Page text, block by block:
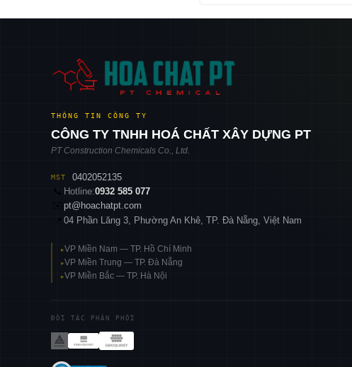
THÔNG TIN CÔNG TY
CÔNG TY TNHH HOÁ CHẤT XÂY DỰNG PT
PT Construction Chemicals Co., Ltd.
MST
0402052135
📞 Hotline:0932 585 077
✉️
pt@hoachatpt.com
04 Phần Lăng 3, Phường An Khê, TP. Đà Nẵng, Việt Nam
▸VP Miền Nam — TP. Hồ Chí Minh
▸VP Miền Trung — TP. Đà Nẵng
▸VP Miền Bắc — TP. Hà Nội
ĐỐI TÁC PHÂN PHỐI